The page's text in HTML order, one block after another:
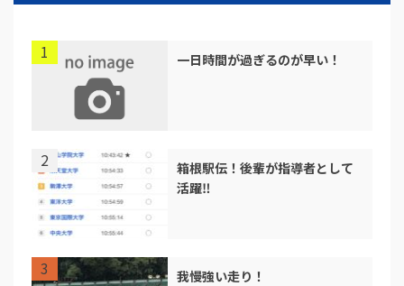
一日時間が過ぎるのが早い！
箱根駅伝！後輩が指導者として
活躍‼︎
我慢強い走り！